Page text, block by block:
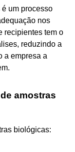
um processo
nos
recipientes tem o
reduzindo a
a empresa a
amostras
biológicas: